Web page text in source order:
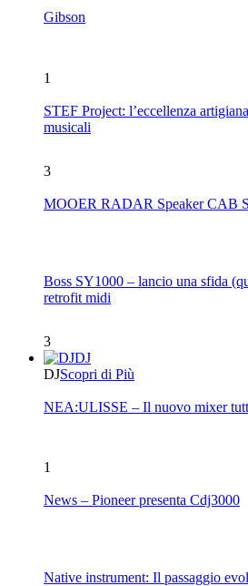
Gibson
1
STEF Project: l’eccellenza
musicali
3
MOOER RADAR
Boss SY1000 – lancio una sfida
retrofit midi
3
DJ
DJScopri di Più
NEA:ULISSE – Il nuovo mixer
1
News – Pioneer presenta Cdj3000
Native instrument: Il passaggio